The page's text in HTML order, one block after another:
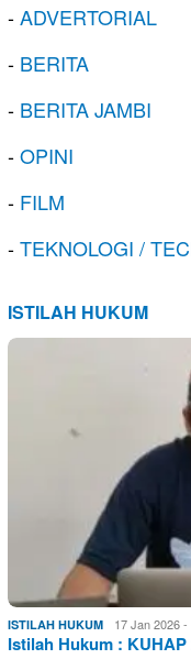
-ADVERTORIAL
- BERITA
- BERITA JAMBI
-OPINI
- FILM
-TEKNOLOGI /
ISTILAH HUKUM
ISTILAH HUKUM 17 Jan 2026
Istilah Hukum : KUHAP